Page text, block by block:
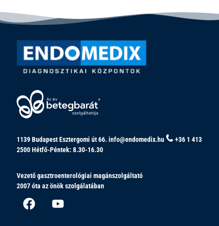
1139 Budapest Esztergomi út 66. info@endomedix.hu
+36 1 413
2500Hétfő-Péntek: 8.30-16.30
Vezető gasztroenterológiai magánszolgáltató
2007 óta az önök szolgálatában